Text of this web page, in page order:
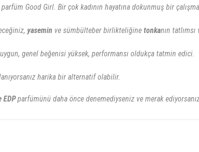
Good Girl. Bir çok kadının hayatına dokunmuş bir
yasemin ve sümbülteber birlikteliğine tonkanın
genel beğenisi yüksek, performansı oldukça tatmin edici.
harika bir alternatif olabilir.
EDPparfümünü daha önce denemediyseniz ve merak